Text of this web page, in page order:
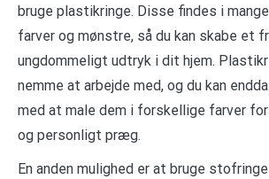
bruge plastikringe. Disse findes i
farver og mønstre, så du kan skabe et
ungdommeligt udtryk i dit hjem.
nemme at arbejde med, og du kan
med at male dem i forskellige farver
og personligt præg.
En anden mulighed er at bruge